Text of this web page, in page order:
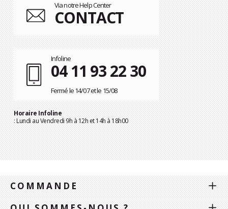
Via notre Help Center
CONTACT
Infoline
04 11 93 22 30
Fermé le 14/07 et le 15/08
Horaire Infoline
: Lundi au Vendredi 9h à 12h et 14h à 18h00
COMMANDE